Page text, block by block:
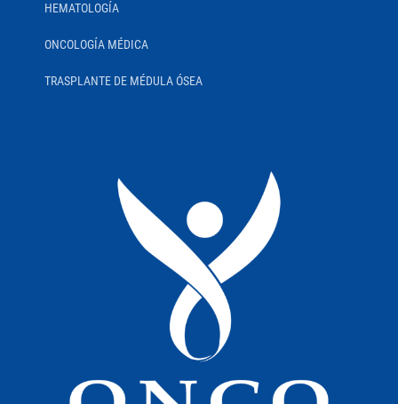
HEMATOLOGÍA
ONCOLOGÍA MÉDICA
TRASPLANTE DE MÉDULA ÓSEA